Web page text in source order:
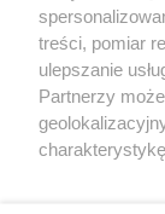
treści, pomiar
ulepszanie
Partnerzy